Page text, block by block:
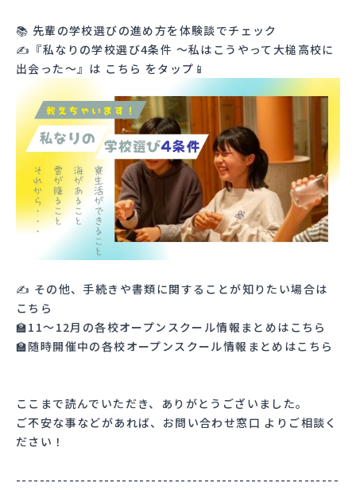
📚 先輩の学校選びの進め方を体験談でチェック
✍『私なりの学校選び4条件 ～私はこうやって大槌高校に
出会った～』は こちら をタップ📱
✍ その他、手続きや書類に関することが知りたい場合は
こちら
🏫11〜12月の各校オープンスクール情報まとめは こちら
🏫随時開催中の各校オープンスクール情報まとめはこちら
ここまで読んでいただき、ありがとうございました。
ご不安な事などがあれば、 お問い合わせ窓口 よりご相談く
ださい！
-------------------------------------------------------